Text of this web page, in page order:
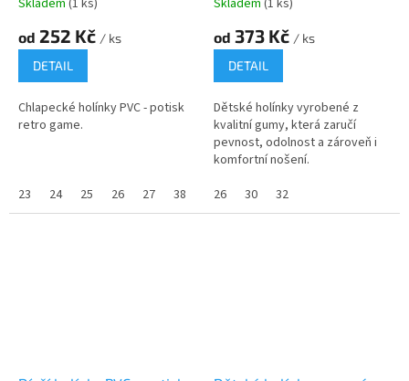
od 252 Kč / ks
DETAIL
Chlapecké holínky PVC - potisk
retro game.
23 24 25 26 27 38
od 373 Kč / ks
DETAIL
Dětské holínky vyrobené z
kvalitní gumy, která zaručí
pevnost, odolnost a zároveň i
komfortní nošení.
26
30 32